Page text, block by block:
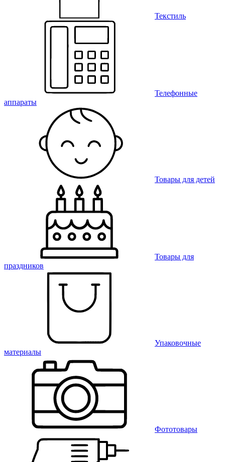
Текстиль
Телефонные
аппараты
Товары для детей
Товары для
праздников
Упаковочные
материалы
Фототовары